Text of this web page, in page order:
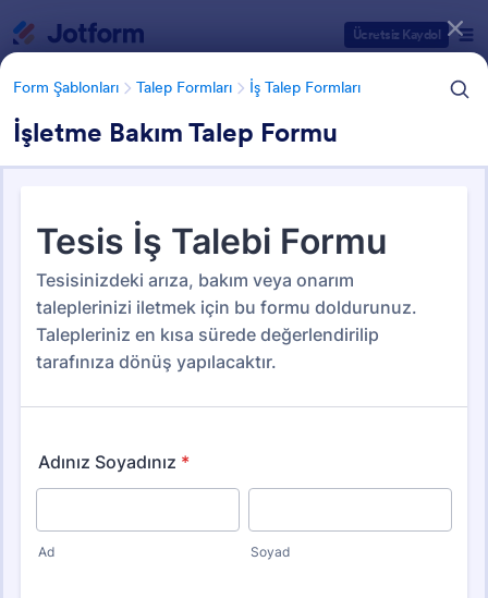
Ücretsiz Kaydol
Form Şablonları Talep Formları İş Talep Formları
İşletme Bakım Talep Formu
Form Şablonları Talep Formları İş Talep Formları
İş Talep Formları
27 Şablon
Form Şablonu Kategorileri